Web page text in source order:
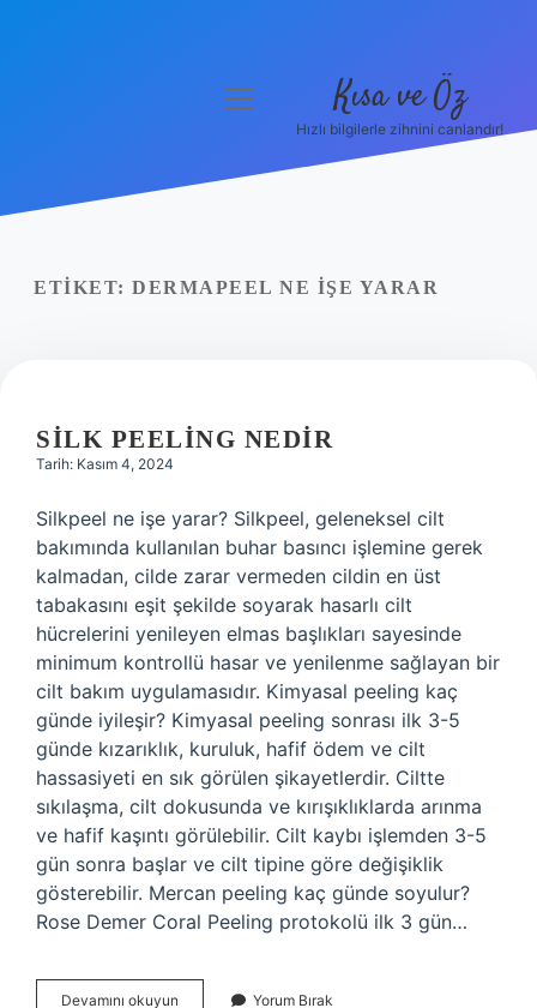
Yasal Uyarı
menüyü
Kısa ve Öz
Hızlı bilgilerle zihnini canlandır!
ETIKET: DERMAPEEL NE IŞE YARAR
SILK PEELING NEDIR
Tarih: Kasım 4, 2024
Silkpeel ne işe yarar? Silkpeel, geleneksel cilt
bakımında kullanılan buhar basıncı işlemine gerek
kalmadan, cilde zarar vermeden cildin en üst
tabakasını eşit şekilde soyarak hasarlı cilt
hücrelerini yenileyen elmas başlıkları sayesinde
minimum kontrollü hasar ve yenilenme sağlayan bir
cilt bakım uygulamasıdır. Kimyasal peeling kaç
günde iyileşir? Kimyasal peeling sonrası ilk 3-5
günde kızarıklık, kuruluk, hafif ödem ve cilt
hassasiyeti en sık görülen şikayetlerdir. Ciltte
sıkılaşma, cilt dokusunda ve kırışıklıklarda arınma
ve hafif kaşıntı görülebilir. Cilt kaybı işlemden 3-5
gün sonra başlar ve cilt tipine göre değişiklik
gösterebilir. Mercan peeling kaç günde soyulur?
Rose Demer Coral Peeling protokolü ilk 3 gün…
Devamını okuyun Yorum Bırak